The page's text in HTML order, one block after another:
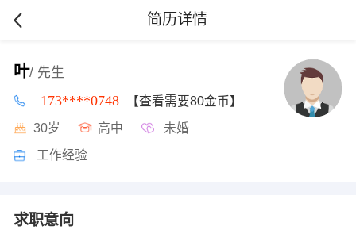
简历详情
叶/ 先生
173****0748 【查看需要80金币】
30岁 高中 未婚
工作经验
求职意向